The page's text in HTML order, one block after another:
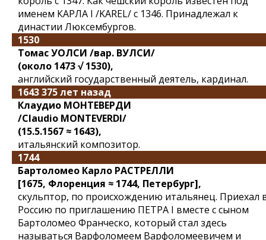
именем КАРЛА I /KAREL/ с 1346. Принадлежал к
династии Люксембургов.
1530
Томас УОЛСИ /вар. ВУЛСИ/
(около 1473 √ 1530),
английский государственный деятель, кардинал.
1643 375 лет назад
Клаудио МОНТЕВЕРДИ
/Claudio MONTEVERDI/
(15.5.1567 ≈ 1643),
итальянский композитор.
1744
Бартоломео Карло РАСТРЕЛЛИ
[1675, Флоренция ≈ 1744, Петербург],
скульптор, по происхождению итальянец. Приехал
Россию по приглашению ПЕТРА I вместе с сыном
Бартоломео Франческо, который стал здесь
называться Варфоломеем Варфоломеевичем и